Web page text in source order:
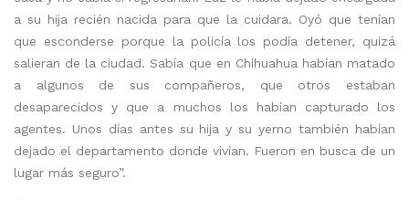
a su hija recién nacida para que la cuidara. Oyó que tenían
que esconderse porque la policía los podía detener, quizá
salieran de la ciudad. Sabía que en Chihuahua habían matado
a algunos de sus compañeros, que otros estaban
desaparecidos y que a muchos los habían capturado los
agentes. Unos días antes su hija y su yerno también habían
dejado el departamento donde vivían. Fueron en busca de un
lugar más seguro”.